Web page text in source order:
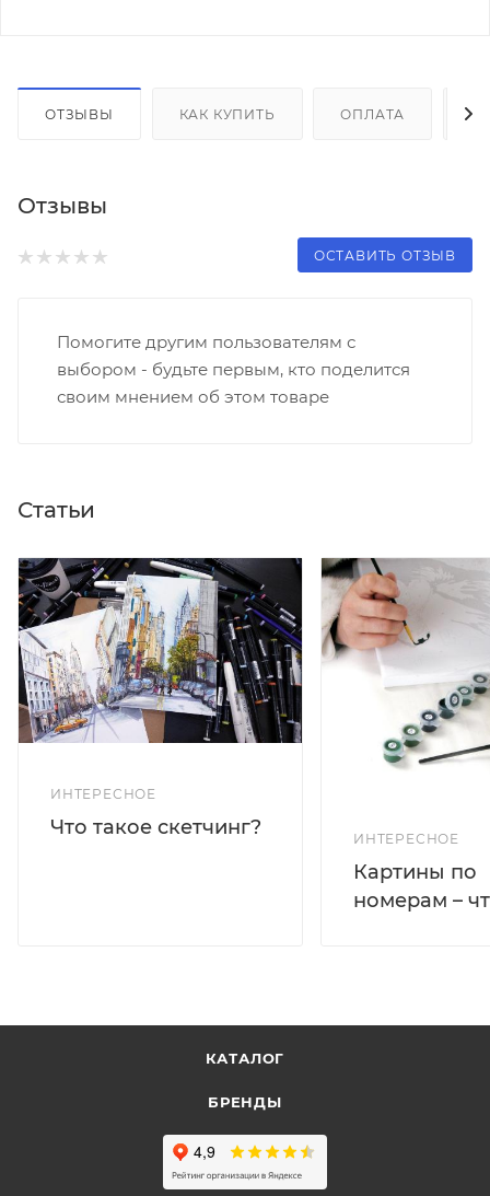
ОТЗЫВЫ КАК КУПИТЬ ОПЛАТА
Отзывы
ОСТАВИТЬ ОТЗЫВ
Помогите другим пользователям с
выбором - будьте первым, кто поделится
своим мнением об этом товаре
Статьи
ИНТЕРЕСНОЕ
Что такое скетчинг?
ИНТЕРЕСНОЕ
Картины по
номерам –
КАТАЛОГ
БРЕНДЫ